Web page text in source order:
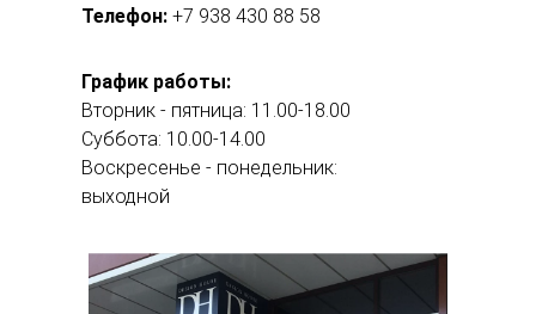
Телефон: +7 938 430 88 58
График работы:
Вторник - пятница: 11.00-18.00
Суббота: 10.00-14.00
Воскресенье - понедельник:
выходной